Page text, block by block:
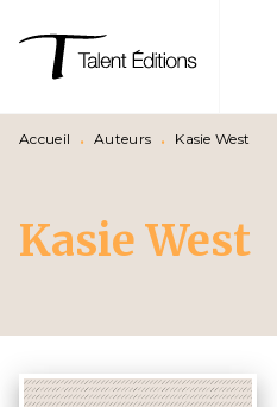
MENU
PIED DE PAGE
Accueil • Auteurs • Kasie West
Kasie West